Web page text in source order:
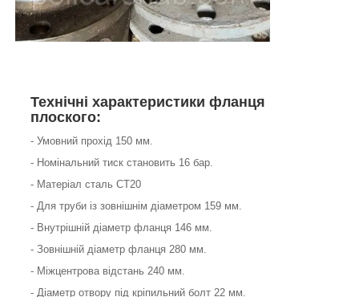
Технічні характеристики фланця
плоского:
- Умовний прохід 150 мм.
- Номінальний тиск становить 16 бар.
- Матеріал сталь СТ20
- Для труби із зовнішнім діаметром 159 мм.
- Внутрішній діаметр фланця 146 мм.
- Зовнішній діаметр фланця 280 мм.
- Міжцентрова відстань 240 мм.
- Діаметр отвору під кріпильний болт 22 мм.